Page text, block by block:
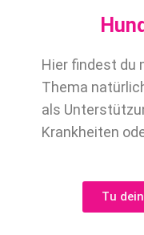
Hier findest du
Thema
als
Krankheiten
Tu